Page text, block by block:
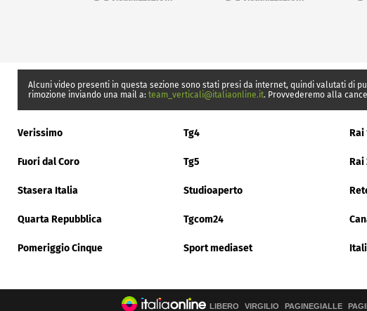
Alcuni video presenti in questa sezione sono stati presi da internet, quindi valutati di
rimozione inviando una mail a: team_verticali@italiaonline.it. Provvederemo alla
Verissimo Tg4 Rai
Fuori dal Coro Tg5 Rai
Stasera Italia Studioaperto
Quarta Repubblica Tgcom24
Pomeriggio Cinque Sport mediaset
LIBERO VIRGILIO PAGINEGIALLE